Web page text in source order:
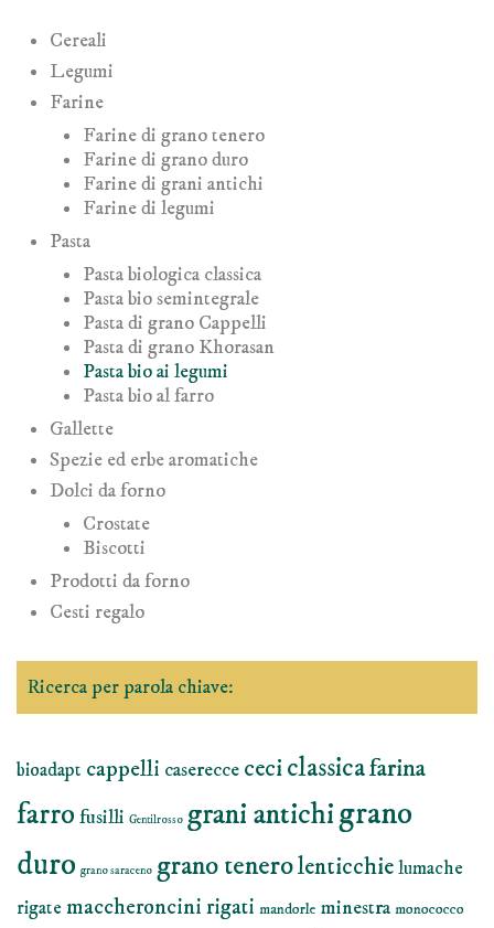
Cereali
Legumi
Farine
Farine di grano tenero
Farine di grano duro
Farine di grani antichi
Farine di legumi
Pasta
Pasta biologica classica
Pasta bio semintegrale
Pasta di grano Cappelli
Pasta di grano Khorasan
Pasta bio ai legumi
Pasta bio al farro
Gallette
Spezie ed erbe aromatiche
Dolci da forno
Crostate
Biscotti
Prodotti da forno
Cesti regalo
Ricerca per parola chiave:
bioadapt cappelli caserecce ceciclassicafarina
farro fusilli Gentilrosso grani antichigrano
duro grano saraceno grano tenerolenticchielumache
rigatemaccheroncini rigati mandorle minestra monococco